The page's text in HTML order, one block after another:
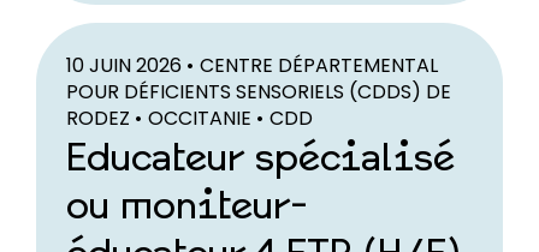
10 JUIN 2026 • CENTRE DÉPARTEMENTAL
POUR DÉFICIENTS SENSORIELS (CDDS) DE
RODEZ • OCCITANIE • CDD
Educateur spécialisé
ou moniteur-